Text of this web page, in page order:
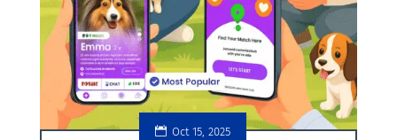
Oct 15, 2025